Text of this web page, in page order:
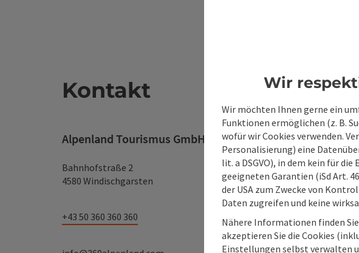
Kontakt
Alpenland Tourismus GmbH
Bahnhofstraße 2
4580 Windischgarsten
+43 50 360 360 360
Wir
Wir möchten Ihnen gerne ein
Funktionen ermöglichen (z. B.
wofür wir Cookies verwenden.
Personalisierung) eine
lit. a DSGVO), in dem kein für
geeigneten Garantien (iSd Art.
der USA zum Zwecke von
Daten zugreifen und keine
Nähere Informationen finden
akzeptieren Sie die Cookies
Einstellungen selbst verwalten